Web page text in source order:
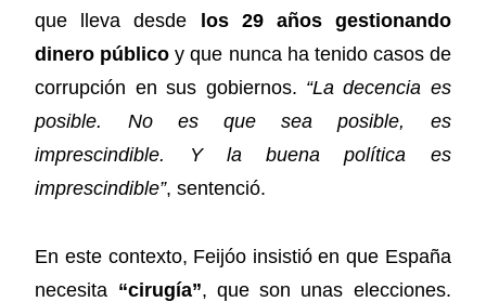
que lleva desde
los 29 años gestionando
dinero público y que nunca ha tenido casos de
corrupción en sus gobiernos. “La decencia es
posible. No es que sea posible, es
imprescindible. Y la buena política es
imprescindible”, sentenció.
En este contexto, Feijóo insistió en que España
necesita “cirugía”, que son unas elecciones.